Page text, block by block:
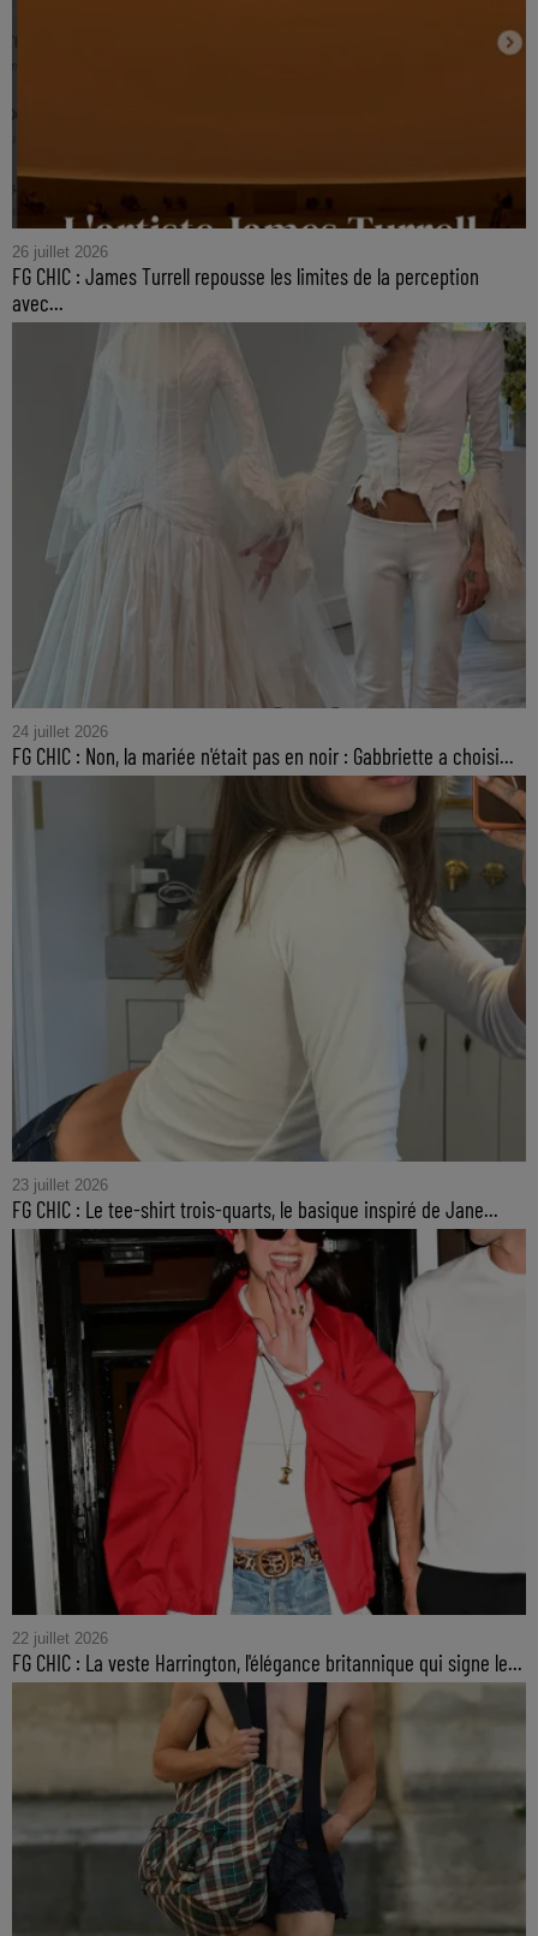
26 juillet 2026
FG CHIC : James Turrell repousse les limites de la perception
avec...
24 juillet 2026
FG CHIC : Non, la mariée n'était pas en noir : Gabbriette a choisi...
23 juillet 2026
FG CHIC : Le tee-shirt trois-quarts, le basique inspiré de Jane...
22 juillet 2026
FG CHIC : La veste Harrington, l'élégance britannique qui signe le...